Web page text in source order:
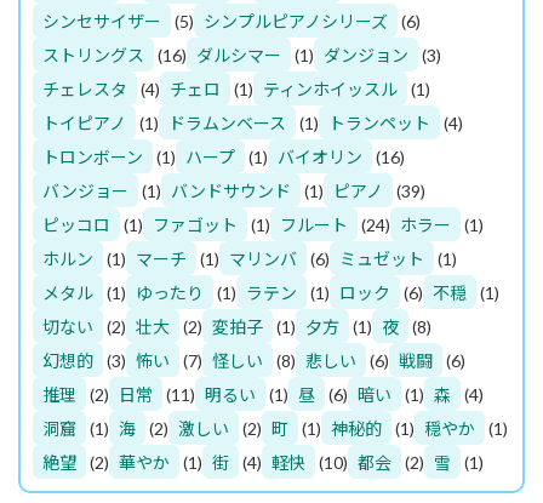
シンセサイザー
(5) シンプルピアノシリーズ
(6)
ストリングス
(16) ダルシマー (1) ダンジョン
(3)
チェレスタ
(4) チェロ (1) ティンホイッスル
(1)
トイピアノ
(1) ドラムンベース (1) トランペット
(4)
トロンボーン
(1) ハープ (1) バイオリン
(16)
バンジョー
(1) バンドサウンド (1) ピアノ
(39)
ピッコロ
(1) ファゴット (1) フルート (24) ホラー
(1)
ホルン
(1) マーチ (1) マリンバ (6) ミュゼット
(1)
メタル
(1) ゆったり (1) ラテン (1) ロック (6) 不穏
(1)
切ない
(2) 壮大 (2) 変拍子 (1) 夕方 (1) 夜
(8)
幻想的
(3) 怖い (7) 怪しい (8) 悲しい (6) 戦闘
(6)
推理
(2) 日常 (11) 明るい (1) 昼 (6) 暗い (1) 森
(4)
洞窟
(1) 海 (2) 激しい (2) 町 (1) 神秘的 (1) 穏やか
(1)
絶望
(2) 華やか (1) 街 (4) 軽快 (10) 都会 (2) 雪 (1)